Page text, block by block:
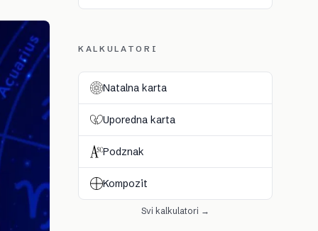
KALKULATORI
Natalna karta
Uporedna karta
Podznak
Kompozit
Svi kalkulatori →